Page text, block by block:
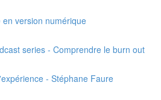
en version numérique
series - Comprendre le burn out
- Stéphane Faure